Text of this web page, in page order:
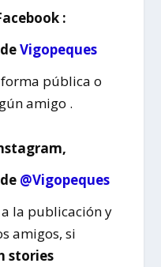
:
deVigopeques
pública o
amigo .
@Vigopeques
la publicación y
amigos, si
stories